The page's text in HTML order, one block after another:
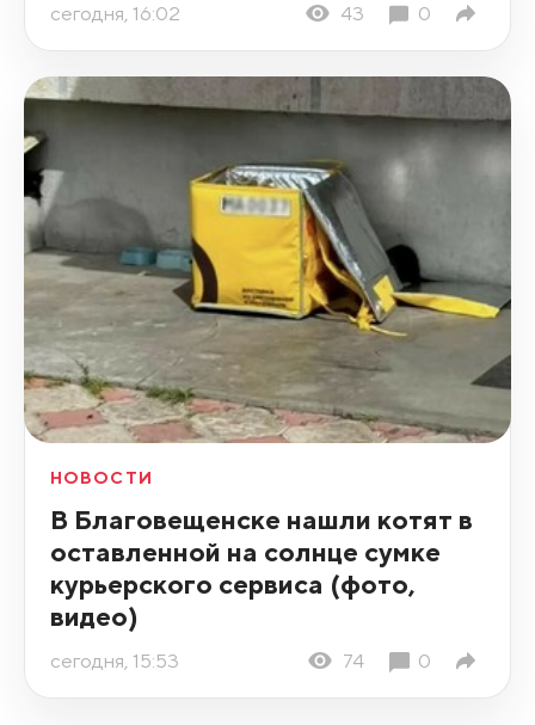
сегодня, 16:02 43 0
НОВОСТИ
В Благовещенске нашли котят в
оставленной на солнце сумке
курьерского сервиса (фото,
видео)
сегодня, 15:53 74 0